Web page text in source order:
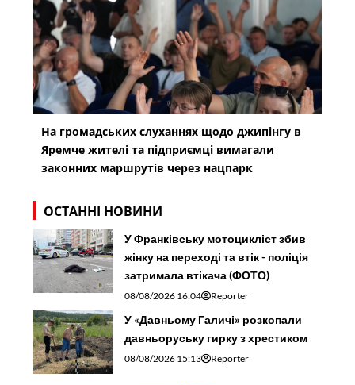
На громадських слуханнях щодо джипінгу в
Яремче житeлі та підприємці вимагали
законних маршрутів через нацпарк
ОСТАННІ НОВИНИ
У Франківську мотоцикліст збив
жінку на переході та втік - поліція
затримала втікача (ФОТО)
08/08/2026 16:04 Reporter
У «Давньому Галичі» розкопали
давньоруську гирку з хрестиком
08/08/2026 15:13 Reporter